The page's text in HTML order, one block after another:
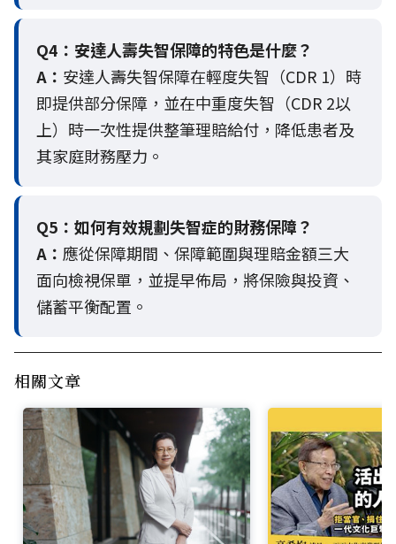
Q4： 安達人壽失智保障的特色是什麼？
A： 安達人壽失智保障在輕度失智（CDR 1）時
即提供部分保障，並在中重度失智（CDR 2以
上）時一次性提供整筆理賠給付，降低患者及
其家庭財務壓力。
Q5： 如何有效規劃失智症的財務保障？
A： 應從保障期間、保障範圍與理賠金額三大
面向檢視保單，並提早佈局，將保險與投資、
儲蓄平衡配置。
相關文章